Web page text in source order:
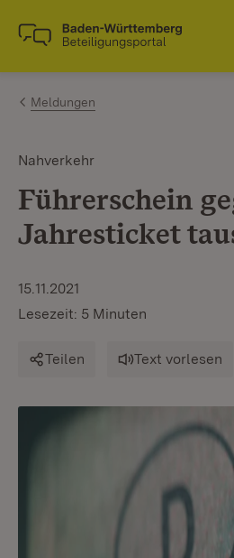
Zum Inhalt springen
Link zur Startseite
Meldungen
Nahverkehr
Führerschein
Jahresticket
15.11.2021
Lesezeit: 5 Minuten
Teilen Text vorlesen